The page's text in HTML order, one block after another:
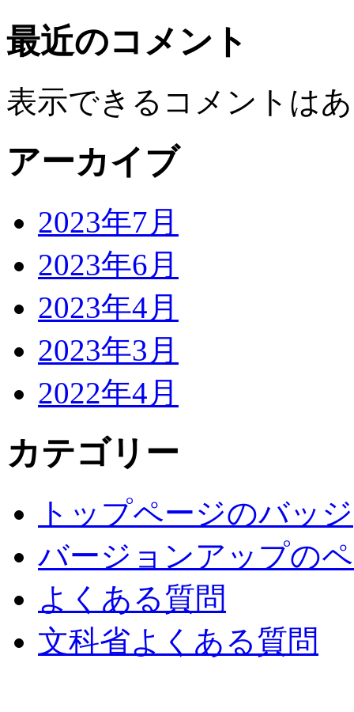
最近のコメント
表示できるコメントは
アーカイブ
2023年7月
2023年6月
2023年4月
2023年3月
2022年4月
カテゴリー
トップページのバッジ
バージョンアップの
よくある質問
文科省よくある質問